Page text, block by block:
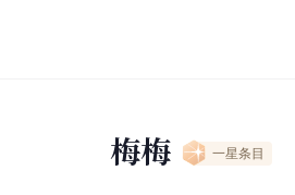
梅梅 一星条目